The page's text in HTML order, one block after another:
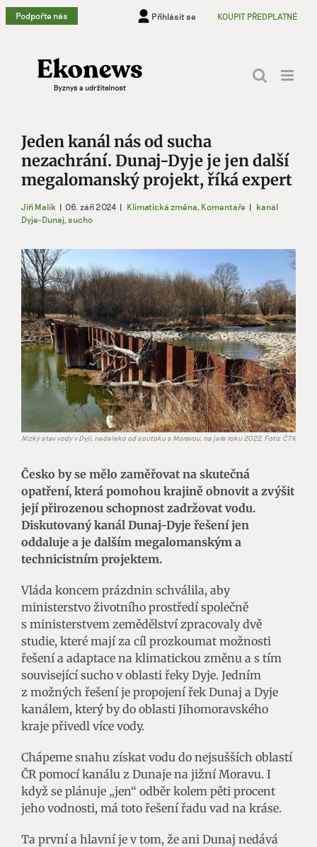
Přeskočit
na
Podpořte nás Přihlásit se KOUPIT PŘEDPLATNÉ
Jeden kanál nás od sucha
nezachrání. Dunaj-Dyje je jen další
megalomanský projekt, říká expert
Jiří Malík | 06. září 2024 | Klimatická změna, Komentáře | kanál
Dyje-Dunaj, sucho
Zobrazit
větší
obrázek
Nízký stav vody v Dyji, nedaleko od soutoku s Moravou, na jaře roku 2022. Foto: ČTK
Česko by se mělo zaměřovat na skutečná
opatření, která pomohou krajině obnovit a zvýšit
její přirozenou schopnost zadržovat vodu.
Diskutovaný kanál Dunaj-Dyje řešení jen
oddaluje a je dalším megalomanským a
technicistním projektem.
Vláda koncem prázdnin schválila, aby
ministerstvo životního prostředí společně
s ministerstvem zemědělství zpracovaly dvě
studie, které mají za cíl prozkoumat možnosti
řešení a adaptace na klimatickou změnu a s tím
související sucho v oblasti řeky Dyje. Jedním
z možných řešení je propojení řek Dunaj a Dyje
kanálem, který by do oblasti Jihomoravského
kraje přivedl více vody.
Chápeme snahu získat vodu do nejsušších oblastí
ČR pomocí kanálu z Dunaje na jižní Moravu. I
když se plánuje „jen“ odběr kolem pěti procent
jeho vodnosti, má toto řešení řadu vad na kráse.
Ta první a hlavní je v tom, že ani Dunaj nedává